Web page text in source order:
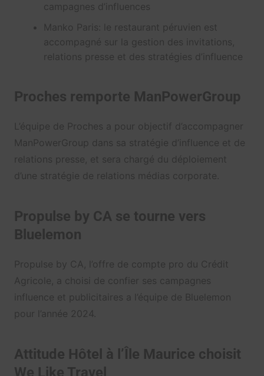
campagnes d’influences
Manko Paris: le restaurant péruvien est
accompagné sur la gestion des invitations,
relations presse et des stratégies d’influence
Proches remporte ManPowerGroup
L’équipe de Proches a pour objectif d’accompagner
ManPowerGroup dans sa stratégie d’influence et de
relations presse, et sera chargé du déploiement
d’une stratégie de relations médias corporate.
Propulse by CA se tourne vers
Bluelemon
Propulse by CA, l’offre de compte pro du Crédit
Agricole, a choisi de confier ses campagnes
influence et publicitaires a l’équipe de Bluelemon
pour l’année 2024.
Attitude Hôtel à l’Île Maurice choisit
We Like Travel